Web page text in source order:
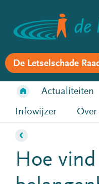
De Letselschade
Actualiteiten
Infowijzer
Hoe